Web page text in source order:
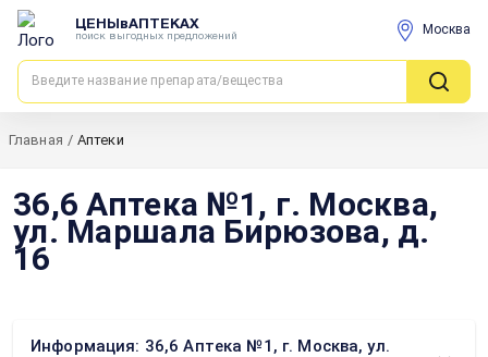
ЦЕНЫвАПТЕКАХ
поиск выгодных предложений Москва
Главная / Аптеки
36,6 Аптека №1, г. Москва,
ул. Маршала Бирюзова, д.
16
Информация: 36,6 Аптека №1, г. Москва, ул.